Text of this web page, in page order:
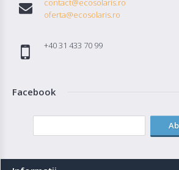
contact@ecosolaris.ro
oferta@ecosolaris.ro
+40 31 433 70 99
Facebook